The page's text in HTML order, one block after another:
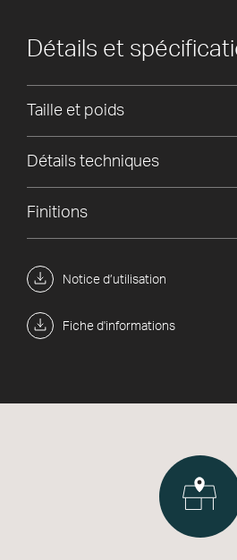
Détails et
Notice d’utilisation
Fiche d'informations
Taille et poids
Détails techniques
Finitions